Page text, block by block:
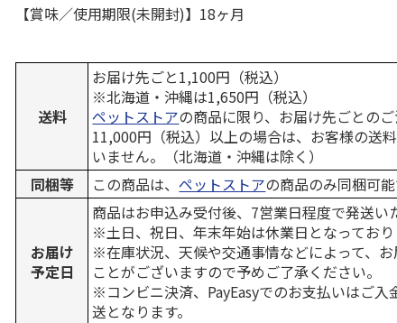
【賞味／使用期限(未開封)】18ヶ月
送料
お届け先ごと1,100円（税込）
※北海道・沖縄は1,650円（税込）
ペットストアの商品に限り、お届け先ごとの
11,000円（税込）以上の場合は、お客様の送
いません。（北海道・沖縄は除く）
同梱等
この商品は、ペットストアの商品のみ同梱可能
お届け
予定日
商品はお申込み受付後、7営業日程度で発送い
※土日、祝日、年末年始は休業日となっており
※在庫状況、天候や交通事情などによって、お
ことがございますので予めご了承ください。
※コンビニ決済、PayEasyでのお支払いはご入
送となります。